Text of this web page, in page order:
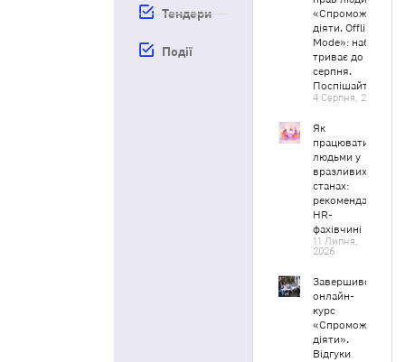
Тендери
Події
«Спроможні
діяти. Offline
Mode»: набір
триває до 20
серпня.
Поспішайте!
4 Серпня, 2026
Як
працювати з
людьми у
вразливих
станах:
рекомендації
HR-
фахівчині
11 Липня,
2026
Завершився
онлайн-
курс
«Спроможні
діяти».
Відгуки